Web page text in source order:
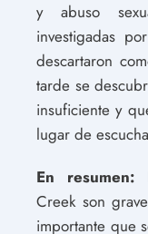
y abuso
investigadas
descartaron
tarde se
insuficiente y
lugar de
En resumen:
Creek son
importante que